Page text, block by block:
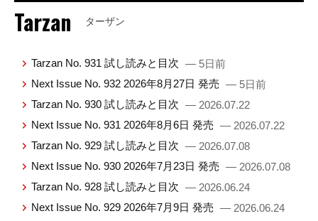
Tarzan ターザン
Tarzan No. 931 試し読みと目次 — 5日前
Next Issue No. 932 2026年8月27日 発売 — 5日前
Tarzan No. 930 試し読みと目次 — 2026.07.22
Next Issue No. 931 2026年8月6日 発売 — 2026.07.22
Tarzan No. 929 試し読みと目次 — 2026.07.08
Next Issue No. 930 2026年7月23日 発売 — 2026.07.08
Tarzan No. 928 試し読みと目次 — 2026.06.24
Next Issue No. 929 2026年7月9日 発売 — 2026.06.24